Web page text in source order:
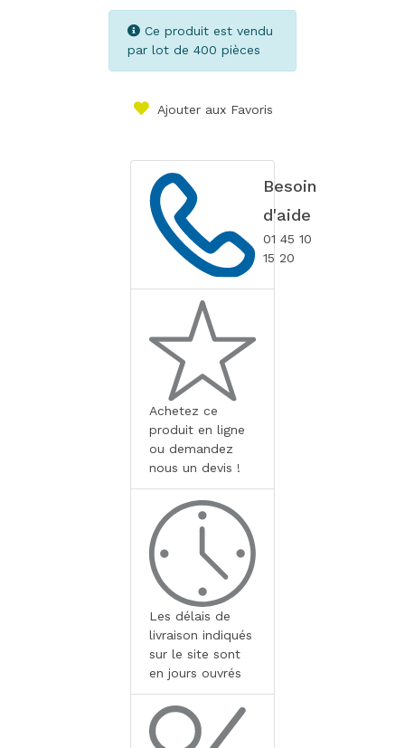
Ce produit est vendu
par lot de 400 pièces
Ajouter aux Favoris
Besoin
d'aide
01 45 10
15 20
Achetez ce
produit en ligne
ou demandez
nous un devis !
Les délais de
livraison indiqués
sur le site sont
en jours ouvrés